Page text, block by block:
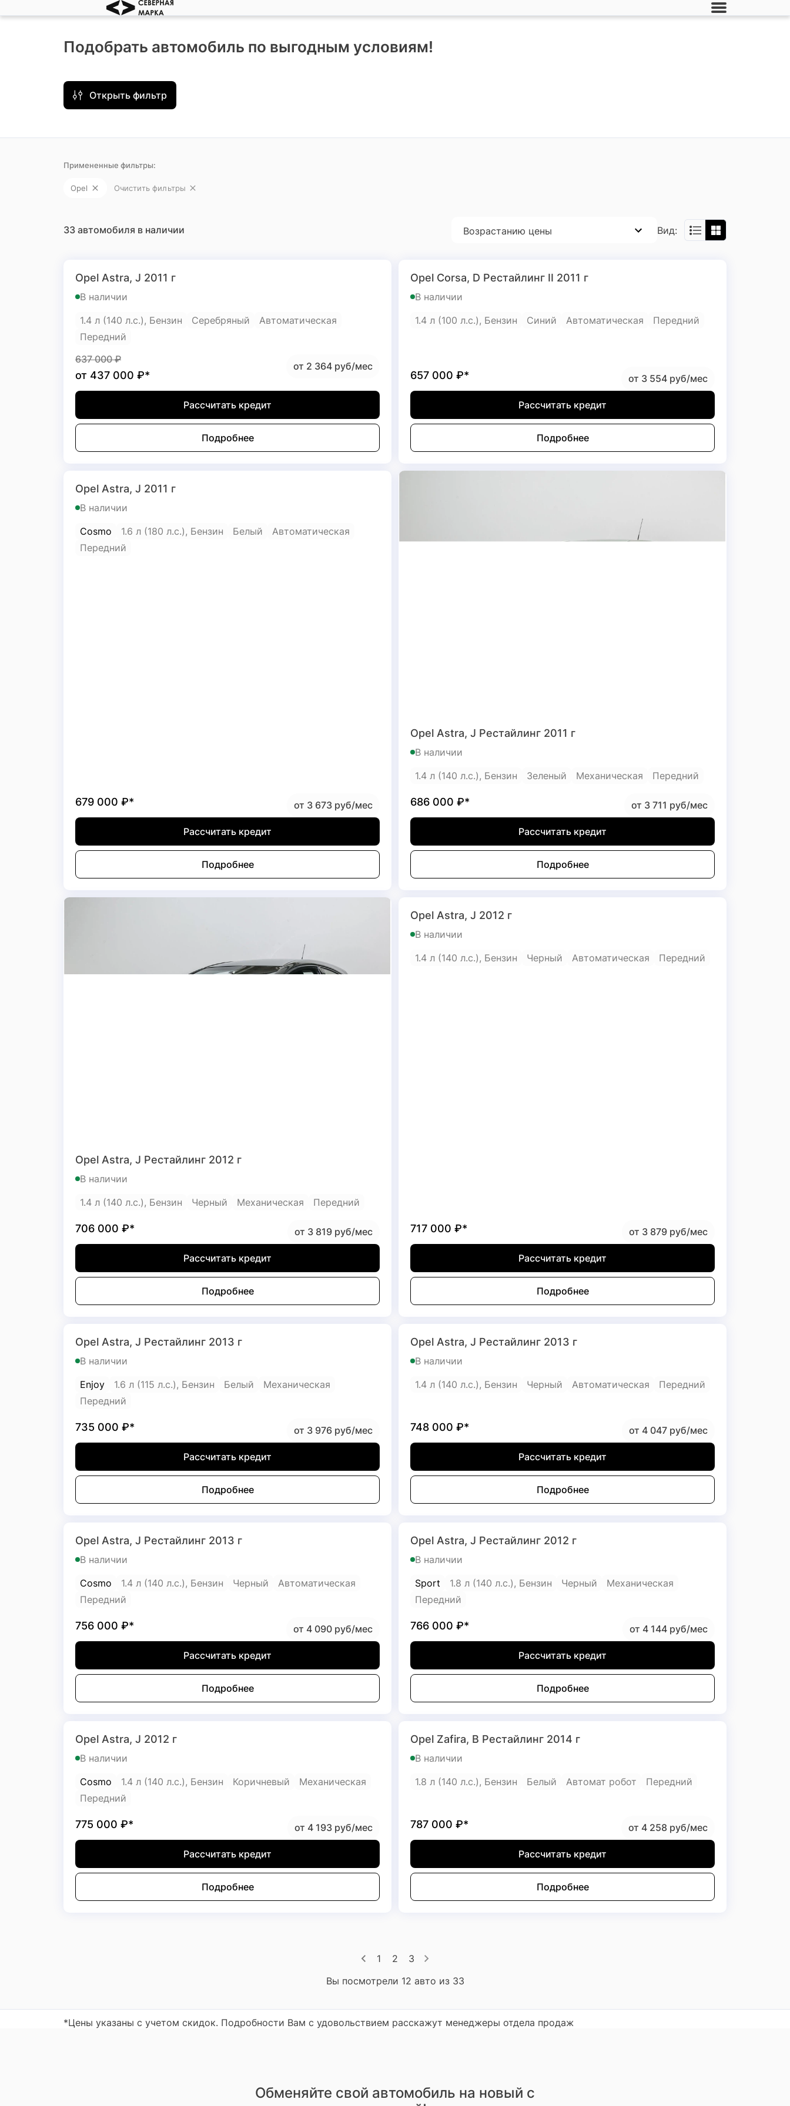
Подобрать автомобиль по выгодным условиям!
Открыть фильтр
Примененные фильтры:
Opel Очистить фильтры
33 автомобиля в наличии Возрастанию цены Вид:
Opel Astra, J 2011 г
В наличии
1.4 л (140 л.с.), Бензин
Серебряный
Автоматическая
Передний
637 000₽
от 437 000 ₽*
от 2 364 руб/мес
Рассчитать кредит
Подробнее
Opel Corsa, D Рестайлинг II 2011 г
В наличии
1.4 л (100 л.с.), Бензин
Синий Автоматическая Передний
657 000 ₽* от 3 554 руб/мес
Рассчитать кредит
Подробнее
Opel Astra, J 2011 г
В наличии
Cosmo
1.6 л (180 л.с.), Бензин Белый
Автоматическая
Передний
679 000 ₽* от 3 673 руб/мес
Рассчитать кредит
Подробнее
Opel Astra, J Рестайлинг 2011 г
В наличии
1.4 л (140 л.с.), Бензин
Зеленый Механическая Передний
686 000 ₽* от 3 711 руб/мес
Рассчитать кредит
Подробнее
Opel Astra, J Рестайлинг 2012 г
В наличии
1.4 л (140 л.с.), Бензин
Черный Механическая Передний
706 000 ₽* от 3 819 руб/мес
Рассчитать кредит
Подробнее
Opel Astra, J 2012 г
В наличии
1.4 л (140 л.с.), Бензин
Черный Автоматическая Передний
717 000 ₽* от 3 879 руб/мес
Рассчитать кредит
Подробнее
Opel Astra, J Рестайлинг 2013 г
В наличии
Enjoy
1.6 л (115 л.с.), Бензин Белый
Механическая
Передний
735 000 ₽* от 3 976 руб/мес
Рассчитать кредит
Подробнее
Opel Astra, J Рестайлинг 2013 г
В наличии
1.4 л (140 л.с.), Бензин
Черный Автоматическая Передний
748 000 ₽* от 4 047 руб/мес
Рассчитать кредит
Подробнее
Opel Astra, J Рестайлинг 2013 г
В наличии
Cosmo
1.4 л (140 л.с.), Бензин Черный
Автоматическая
Передний
756 000 ₽* от 4 090 руб/мес
Рассчитать кредит
Подробнее
Opel Astra, J Рестайлинг 2012 г
В наличии
Sport
1.8 л (140 л.с.), Бензин Черный
Механическая
Передний
766 000 ₽* от 4 144 руб/мес
Рассчитать кредит
Подробнее
Opel Astra, J 2012 г
В наличии
Cosmo
1.4 л (140 л.с.), Бензин Коричневый
Механическая
Передний
775 000 ₽* от 4 193 руб/мес
Рассчитать кредит
Подробнее
Opel Zafira, B Рестайлинг 2014 г
В наличии
1.8 л (140 л.с.), Бензин
Белый Автомат робот Передний
787 000 ₽* от 4 258 руб/мес
Рассчитать кредит
Подробнее
1 2
3
Вы посмотрели 12 авто из 33
*Цены указаны с учетом скидок. Подробности Вам с удовольствием расскажут менеджеры отдела продаж
Обменяйте свой автомобиль на новый с